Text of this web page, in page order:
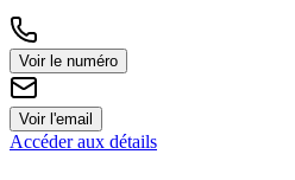
Voir le numéro
Voir l'email
Accéder aux détails